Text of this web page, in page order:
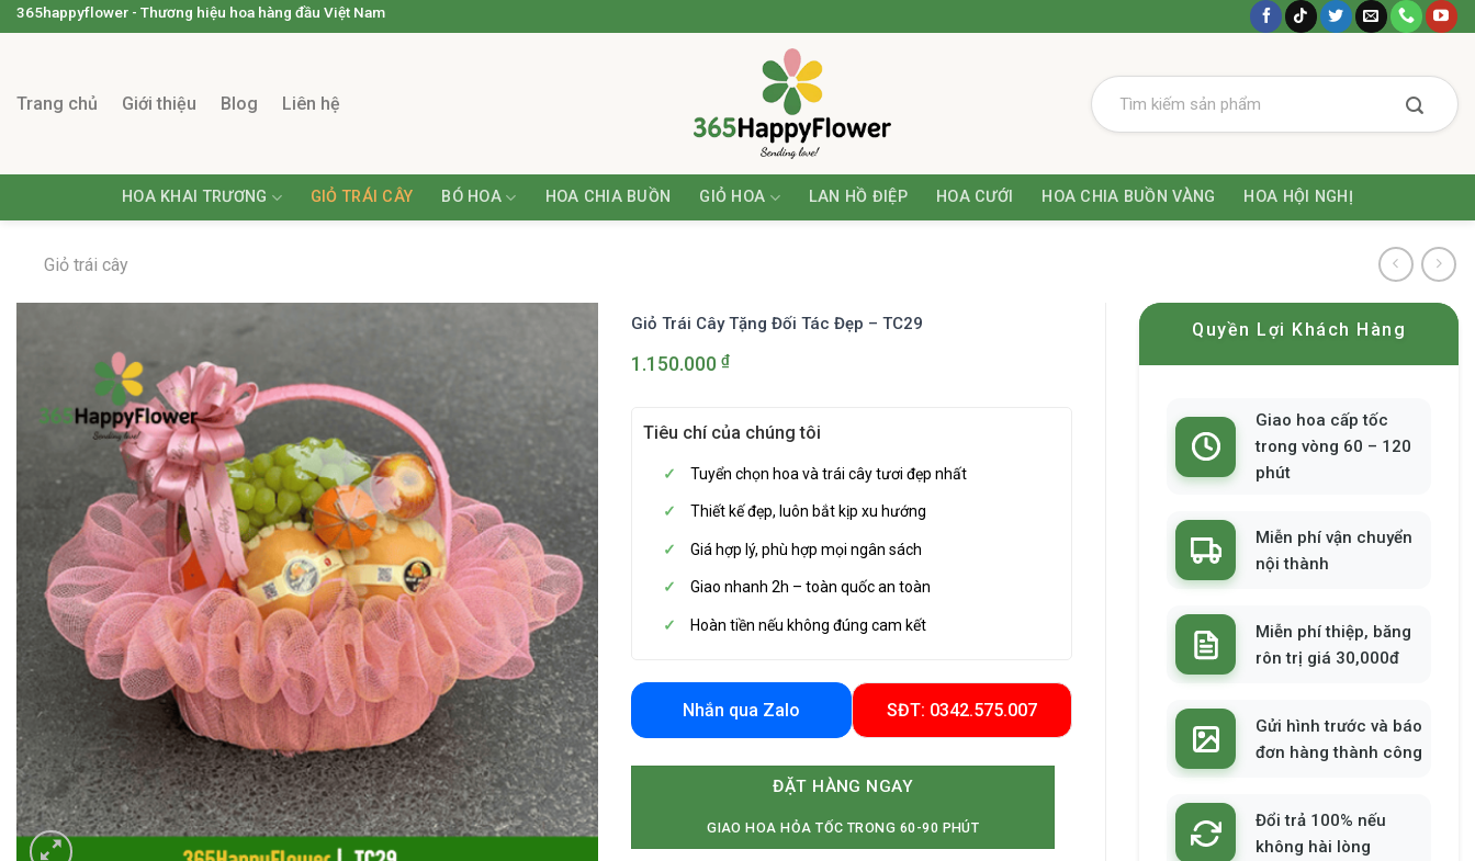
365happyflower - Thương hiệu hoa hàng đầu Việt Nam
Trang chủ Giới thiệu Blog Liên hệ
HOA KHAI TRƯƠNG GIỎ TRÁI CÂY BÓ HOA HOA CHIA BUỒN GIỎ HOA LAN HỒ ĐIỆP HOA CƯỚI HOA CHIA BUỒN VÀNG HOA HỘI NGHỊ
Giỏ trái cây
Giỏ Trái Cây Tặng Đối Tác Đẹp – TC29
1.150.000 ₫
Tiêu chí của chúng tôi
Tuyển chọn hoa và trái cây tươi đẹp nhất
Thiết kế đẹp, luôn bắt kịp xu hướng
Giá hợp lý, phù hợp mọi ngân sách
Giao nhanh 2h – toàn quốc an toàn
Hoàn tiền nếu không đúng cam kết
Nhắn qua Zalo SĐT: 0342.575.007
ĐẶT HÀNG NGAY
GIAO HOA HỎA TỐC TRONG 60-90 PHÚT
Quyền Lợi Khách Hàng
Giao hoa cấp tốc
trong vòng 60 – 120
phút
Miễn phí vận chuyển
nội thành
Miễn phí thiệp, băng
rôn trị giá 30,000đ
Gửi hình trước và báo
đơn hàng thành công
Đổi trả 100% nếu
không hài lòng